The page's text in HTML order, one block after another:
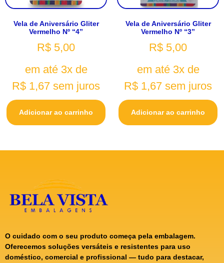
Vela de Aniversário Gliter
Vermelho Nº “4”
R$ 5,00
em até 3x de
R$ 1,67 sem juros
Adicionar ao carrinho
Vela de Aniversário Gliter
Vermelho Nº “3”
R$ 5,00
em até 3x de
R$ 1,67 sem juros
Adicionar ao carrinho
O cuidado com o seu produto começa pela embalagem.
Oferecemos soluções versáteis e resistentes para uso
doméstico, comercial e profissional — tudo para destacar,